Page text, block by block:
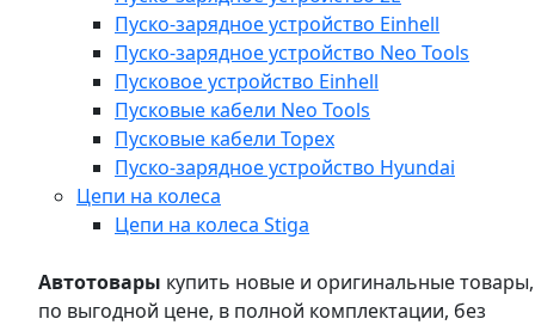
Пуско-зарядное устройство Einhell
Пуско-зарядное устройство Neo Tools
Пусковое устройство Einhell
Пусковые кабели Neo Tools
Пусковые кабели Topex
Пуско-зарядное устройство Hyundai
Цепи на колеса
Цепи на колеса Stiga
Автотовары купить новые и оригинальные товары,
по выгодной цене, в полной комплектации, без